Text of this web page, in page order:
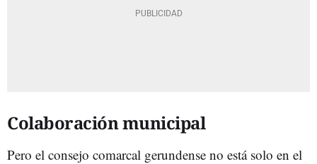
Colaboración municipal
Pero el consejo comarcal gerundense no está solo en el